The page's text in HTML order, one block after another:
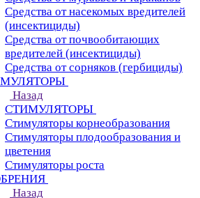
Средства от насекомых вредителей
(инсектициды)
Средства от почвообитающих
вредителей (инсектициды)
Средства от сорняков (гербициды)
Назад
СТИМУЛЯТОРЫ
Стимуляторы корнеобразования
Стимуляторы плодообразования и
цветения
Стимуляторы роста
Назад